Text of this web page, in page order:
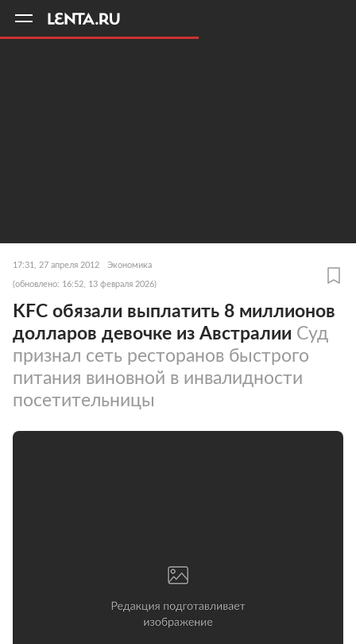
17:31, 27 апреля 2012 Экономика
(обновлено: 16:52, 13 февраля 2026)
KFC обязали выплатить 8 миллионов
долларов девочке из Австралии Суд
признал сеть ресторанов быстрого
питания виновной в инвалидности
посетительницы